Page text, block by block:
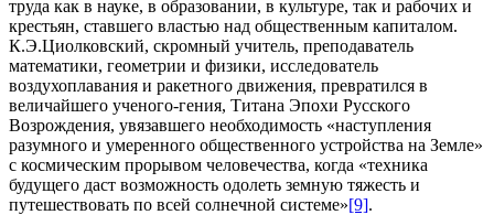
труда как в науке, в образовании, в культуре, так и рабочих и
крестьян, ставшего властью над общественным капиталом.
К.Э.Циолковский, скромный учитель, преподаватель
математики, геометрии и физики, исследователь
воздухоплавания и ракетного движения, превратился в
величайшего ученого-гения, Титана Эпохи Русского
Возрождения, увязавшего необходимость «наступления
разумного и умеренного общественного устройства на Земле»
с космическим прорывом человечества, когда «техника
будущего даст возможность одолеть земную тяжесть и
путешествовать по всей солнечной системе»[9].